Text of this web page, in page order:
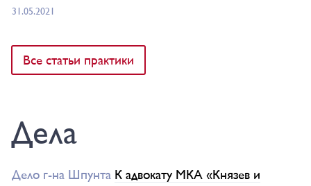
31.05.2021
Все статьи практики
Дела
Дело г-на Шпунта К адвокату МКА «Князев и